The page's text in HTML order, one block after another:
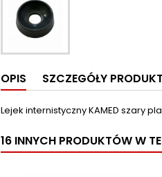
OPIS SZCZEGÓŁY
Lejek internistyczny KAMED szary
16 INNYCH PRODUKTÓW W